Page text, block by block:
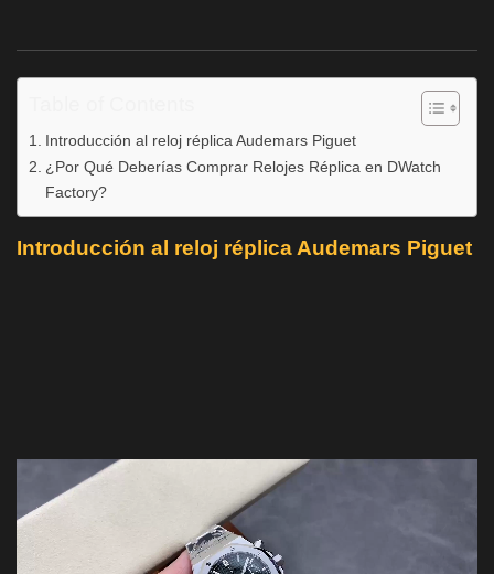
Introducción al reloj réplica Audemars Piguet
¿Por Qué Deberías Comprar Relojes Réplica en DWatch
Factory?
Introducción al reloj réplica Audemars Piguet